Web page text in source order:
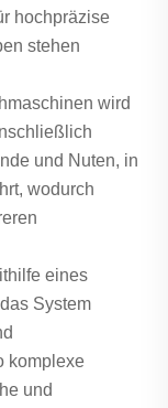
hochpräzise
stehen
wird
und Nuten, in
wodurch
eines
System
komplexe
und